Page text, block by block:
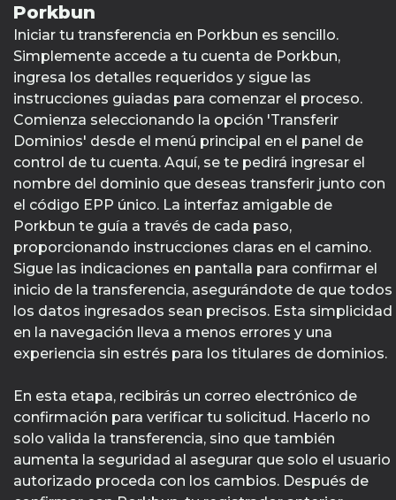
Porkbun
Iniciar tu transferencia en Porkbun es sencillo.
Simplemente accede a tu cuenta de Porkbun,
ingresa los detalles requeridos y sigue las
instrucciones guiadas para comenzar el proceso.
Comienza seleccionando la opción 'Transferir
Dominios' desde el menú principal en el panel de
control de tu cuenta. Aquí, se te pedirá ingresar el
nombre del dominio que deseas transferir junto con
el código EPP único. La interfaz amigable de
Porkbun te guía a través de cada paso,
proporcionando instrucciones claras en el camino.
Sigue las indicaciones en pantalla para confirmar el
inicio de la transferencia, asegurándote de que todos
los datos ingresados sean precisos. Esta simplicidad
en la navegación lleva a menos errores y una
experiencia sin estrés para los titulares de dominios.
En esta etapa, recibirás un correo electrónico de
confirmación para verificar tu solicitud. Hacerlo no
solo valida la transferencia, sino que también
aumenta la seguridad al asegurar que solo el usuario
autorizado proceda con los cambios. Después de